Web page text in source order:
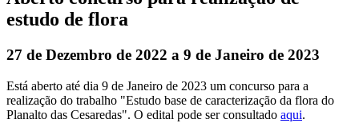
estudo de flora
27 de Dezembro de 2022 a 9 de Janeiro de 2023
Está aberto até dia 9 de Janeiro de 2023 um concurso para a
realização do trabalho "Estudo base de caracterização da flora do
Planalto das Cesaredas". O edital pode ser consultado aqui.